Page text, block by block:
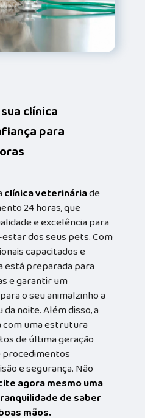
clínica
para
clínica veterináriade
24 horas, que
e excelência para
dos seus pets. Com
capacitados e
está preparada para
e garantir um
o seu animalzinho a
noite. Além disso, a
com uma estrutura
de última geração
procedimentos
e segurança. Não
agora mesmo uma
de saber
mãos.